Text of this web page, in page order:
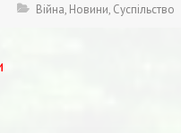
Війна, Новини, Суспільство